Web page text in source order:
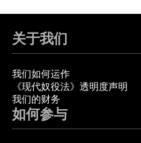
关于我们
我们如何运作
《现代奴役法》透明度声明
我们的财务
如何参与